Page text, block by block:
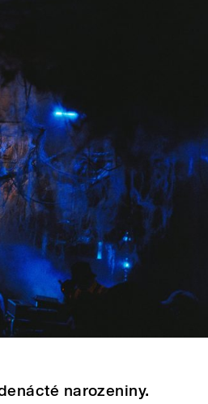
narozeniny.